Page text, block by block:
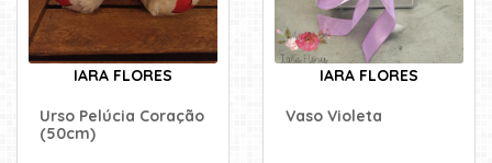
IARA FLORES
Urso Pelúcia Coração
(50cm)
IARA FLORES
Vaso Violeta